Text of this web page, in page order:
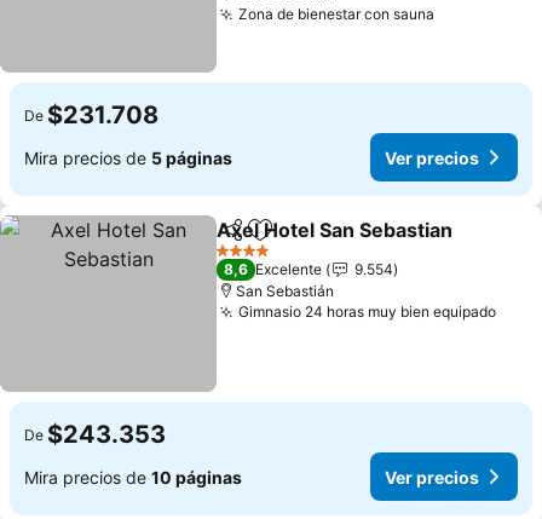
Zona de bienestar con sauna
De $231.708
Mira precios de 5 páginas Ver precios
CompartirAgregar a favoritos
Axel Hotel San Sebastian
4 Estrellas
8,6 Excelente
9.554
San Sebastián
Gimnasio 24 horas muy bien equipadoVer
De $243.353
Mira precios de 10 páginas Ver precios